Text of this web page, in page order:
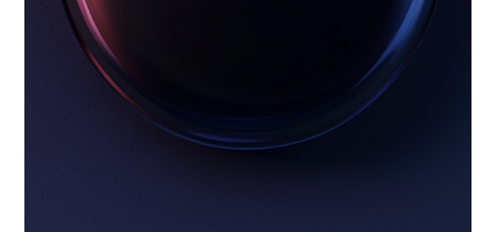
Wenn die Sommersonne im Juli unerbittlich auf die Terrasse in
Hannover oder Hildesheim brennt, wird der Aufenthalt im
Freien ohne passenden Schatten schnell unangenehm. Eine
hochwertige Markise ist dann die klassische und bewährte
Lösung, um blendfreies Licht und kühle Temperaturen auf der
Terrasse zu garantieren. Doch wer sich mit dem Thema
Sonnenschutz beschäftigt, steht schnell vor einer
grundlegenden Entscheidung: Soll es eine Gelenkarmmarkise,